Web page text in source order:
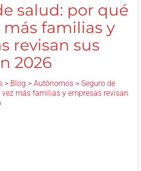
salud: por qué
más familias y
revisan sus
2026
> Blog > Autónomos> Seguro de
más familias y empresas revisan